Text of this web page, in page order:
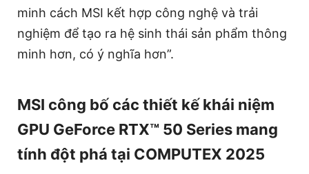
minh cách MSI kết hợp công nghệ và trải
nghiệm để tạo ra hệ sinh thái sản phẩm thông
minh hơn, có ý nghĩa hơn”.
MSI công bố các thiết kế khái niệm
GPU GeForce RTX™ 50 Series mang
tính đột phá tại COMPUTEX 2025